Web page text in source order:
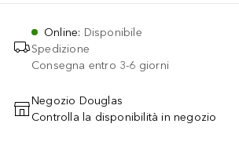
Online: Disponibile
Spedizione
Consegna entro 3-6 giorni
AGGIUNGI AL CARRELLO
Negozio Douglas
Controlla la disponibilità in negozio